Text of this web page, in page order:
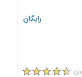
رایگان